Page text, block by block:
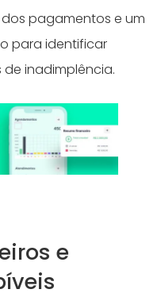
pagamentos e um
para identificar
inadimplência.
e